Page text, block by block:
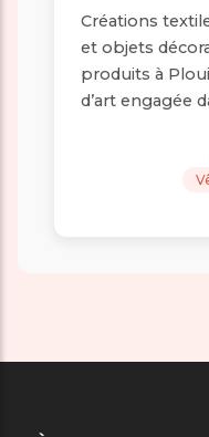
Créations
et objets
produits à
d’art engagée